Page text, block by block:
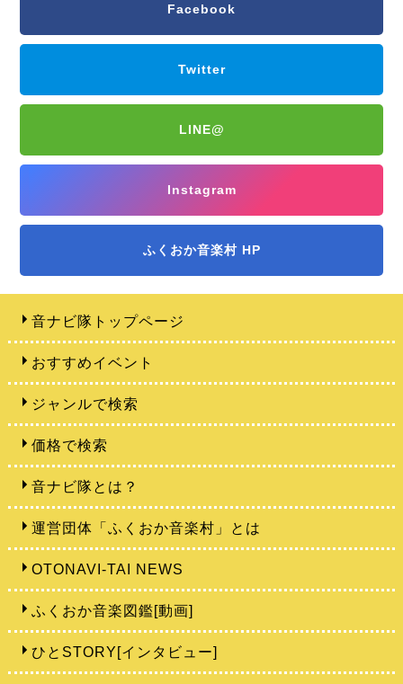
Facebook
Twitter
LINE@
Instagram
ふくおか音楽村 HP
音ナビ隊トップページ
おすすめイベント
ジャンルで検索
価格で検索
音ナビ隊とは？
運営団体「ふくおか音楽村」とは
OTONAVI-TAI NEWS
ふくおか音楽図鑑[動画]
ひとSTORY[インタビュー]